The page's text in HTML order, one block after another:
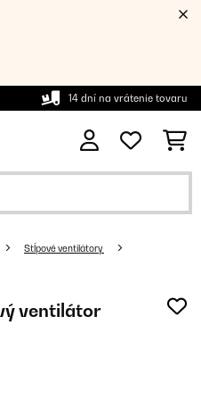
14 dní na vrátenie tovaru
Stĺpové ventilátory
ventilátor